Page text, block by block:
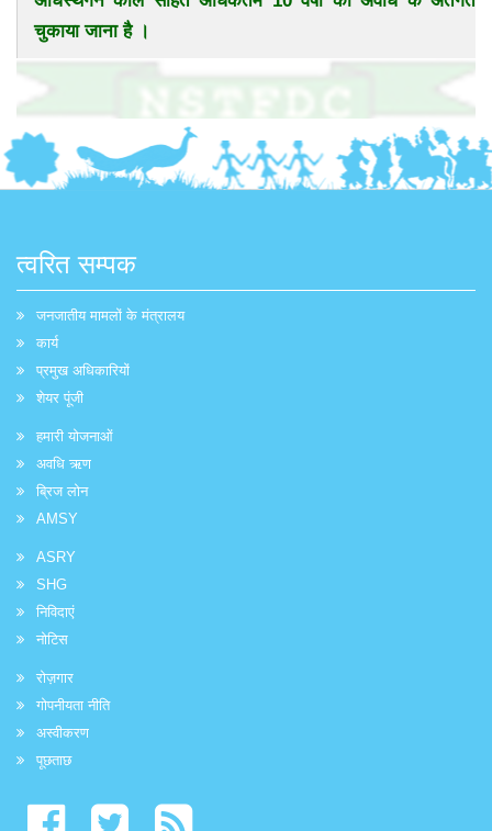
चुकाया जाना है ।
त्वरित सम्पक
जनजातीय मामलों के मंत्रालय
कार्य
प्रमुख अधिकारियों
शेयर पूंजी
हमारी योजनाओं
अवधि ऋण
ब्रिज लोन
AMSY
ASRY
SHG
निविदाएं
नोटिस
रोज़गार
गोपनीयता नीति
अस्वीकरण
पूछताछ